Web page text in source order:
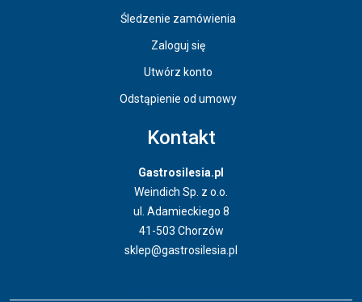
Śledzenie zamówienia
Zaloguj się
Utwórz konto
Odstąpienie od umowy
Kontakt
Gastrosilesia.pl
Weindich Sp. z o.o.
ul. Adamieckiego 8
41-503 Chorzów
sklep@gastrosilesia.pl